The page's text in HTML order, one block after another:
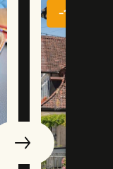
-15 %